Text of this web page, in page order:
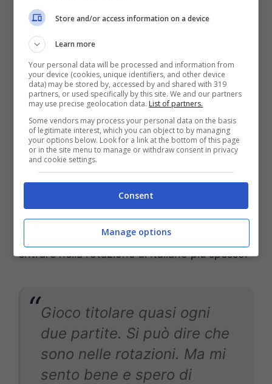
punizione contro il Pisa. Di conseguenza, il
centrocampista croato si sta guadagnando il
soprannome di “talismano” in questa
stagione, dato che nelle 9 presenze tra
campionato ed Europa League il Bologna non
ha mai perso.
Con Moro in campo Italiano ha portato a
casa17 di quei 21 puntirecord che fissano il
club rossoblù in quinta posizione,
ogni occaisone. La sua speranza ora è di
entrare nella rotazione di Italiano più spesso:
Gioco titolare quasi ogni
due partite. Si può dire che
sono nelle rotazioni. Ma mi
sento bene e spero di
Store and/or access information on a device
Learn more
Your personal data will be processed and information from
your device (cookies, unique identifiers, and other device
data) may be stored by, accessed by and shared with 319
partners, or used specifically by this site. We and our partners
may use precise geolocation data. List of partners.
Some vendors may process your personal data on the basis
of legitimate interest, which you can object to by managing
your options below. Look for a link at the bottom of this page
or in the site menu to manage or withdraw consent in privacy
and cookie settings.
Consent
Manage options